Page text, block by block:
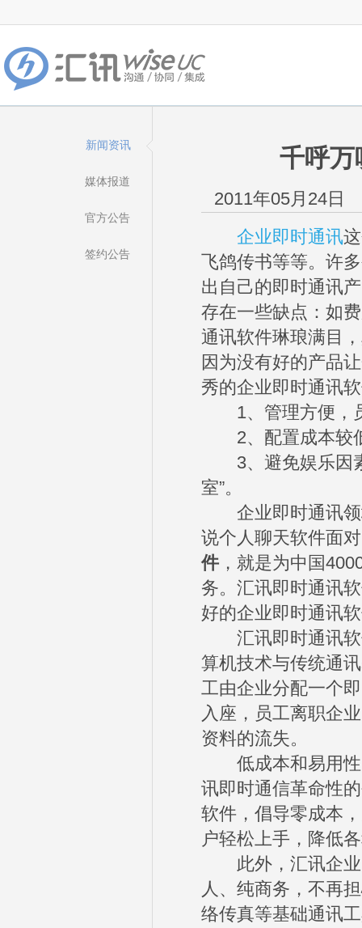
新闻资讯
媒体报道
官方公告
签约公告
千呼万
2011年05月24日
企业即时通讯
飞鸽传书等等。许
出自己的即时通讯
存在一些缺点：如
通讯软件琳琅满目
因为没有好的产品
秀的企业即时通讯
1、管理方便，员
2、配置成本较低
3、避免娱乐因素
室”。
企业即时通讯领
说个人聊天软件面
件 ，就是为中国
务。汇讯即时通讯
好的企业即时通讯
汇讯即时通讯软
算机技术与传统通
工由企业分配一个
入座，员工离职企
资料的流失。
低成本和易用性
讯即时通信革命性
软件，倡导零成本
户轻松上手，降低
此外，汇讯企业
人、纯商务，不再
络传真等基础通讯